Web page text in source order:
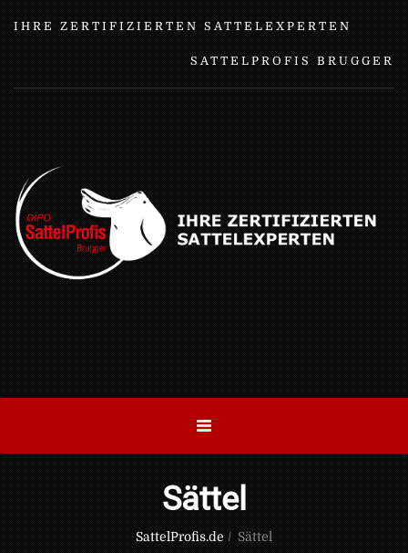
IHRE ZERTIFIZIERTEN SATTELEXPERTEN
SATTELPROFIS BRUGGER
Sättel
SattelProfis.de / Sättel